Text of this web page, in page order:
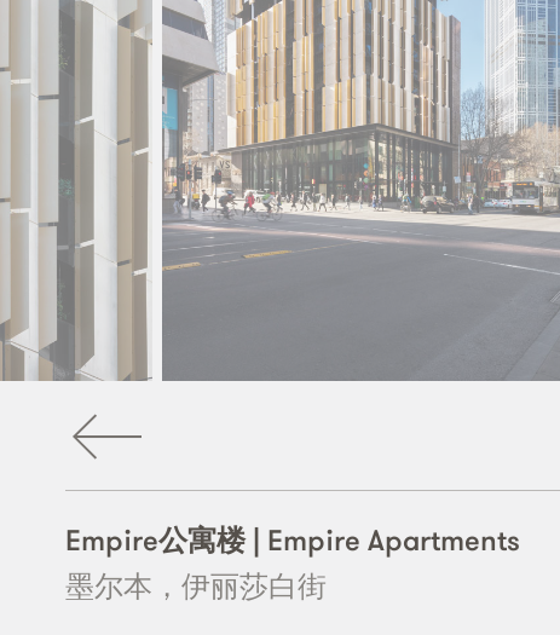
Empire公寓楼 | Empire Apartments
墨尔本，伊丽莎白街